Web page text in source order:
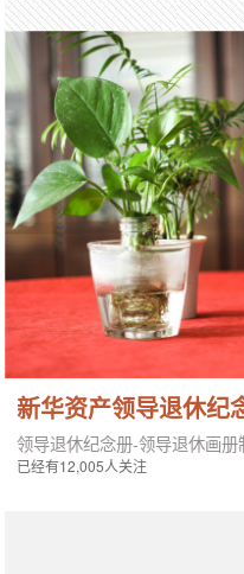
新华资产领导退休纪
领导退休纪念册-领导退休画
已经有12,005人关注